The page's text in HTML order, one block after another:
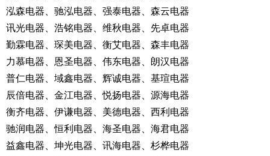
泓森电器、驰泓电器、强泰电器、森云电器
讯光电器、浩铭电器、维秋电器、先卓电器
勤霖电器、琛美电器、衡艾电器、森丰电器
力慕电器、恩圣电器、伟东电器、朗汉电器
普仁电器、域鑫电器、辉诚电器、基瑄电器
辰倍电器、金江电器、悦扬电器、源海电器
衡齐电器、伊谦电器、美德电器、西利电器
驰润电器、恒利电器、海圣电器、海君电器
益鑫电器、坤光电器、讯海电器、杉桦电器